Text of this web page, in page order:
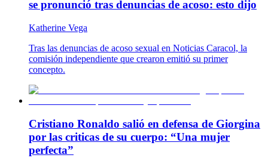
se pronunció tras denuncias de acoso: esto dijo
Katherine Vega
Tras las denuncias de acoso sexual en Noticias Caracol, la
comisión independiente que crearon emitió su primer
concepto.
Cristiano Ronaldo salió en defensa de Giorgina
por las criticas de su cuerpo: “Una mujer
perfecta”